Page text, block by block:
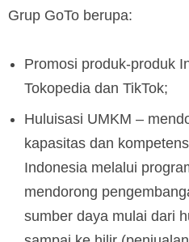
Grup GoTo berupa:
Promosi produk-produk
Tokopedia dan TikTok;
Huluisasi UMKM –
kapasitas dan
Indonesia melalui
mendorong
sumber daya mulai dari